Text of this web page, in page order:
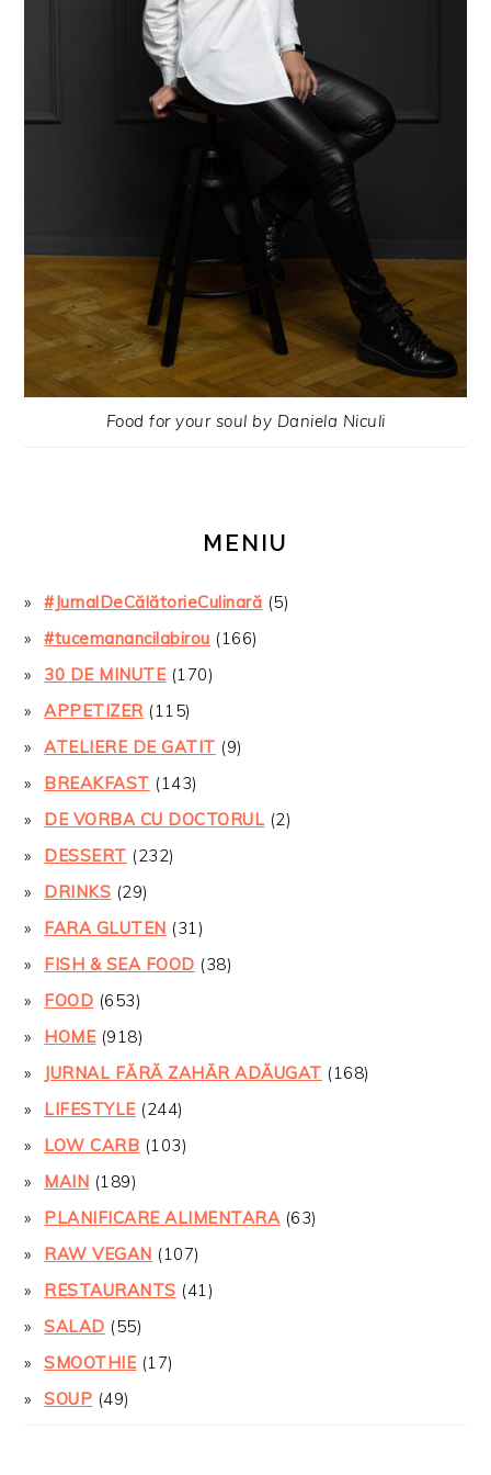
Food for your soul by Daniela Niculi
MENIU
#JurnalDeCălătorieCulinară (5)
#tucemanancilabirou (166)
30 DE MINUTE(170)
APPETIZER(115)
ATELIERE DE GATIT (9)
BREAKFAST (143)
DE VORBA CU DOCTORUL (2)
DESSERT (232)
DRINKS (29)
FARA GLUTEN (31)
FISH & SEA FOOD (38)
FOOD (653)
HOME(918)
JURNAL FĂRĂ ZAHĂR ADĂUGAT (168)
LIFESTYLE(244)
LOW CARB (103)
MAIN (189)
PLANIFICARE ALIMENTARA(63)
RAW VEGAN (107)
RESTAURANTS (41)
SALAD (55)
SMOOTHIE(17)
SOUP (49)